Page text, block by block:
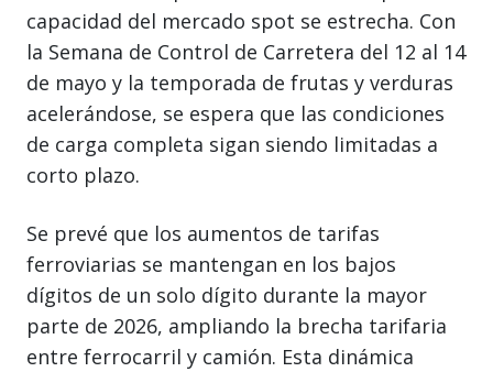
capacidad del mercado spot se estrecha. Con
la Semana de Control de Carretera del 12 al 14
de mayo y la temporada de frutas y verduras
acelerándose, se espera que las condiciones
de carga completa sigan siendo limitadas a
corto plazo.
Se prevé que los aumentos de tarifas
ferroviarias se mantengan en los bajos
dígitos de un solo dígito durante la mayor
parte de 2026, ampliando la brecha tarifaria
entre ferrocarril y camión. Esta dinámica